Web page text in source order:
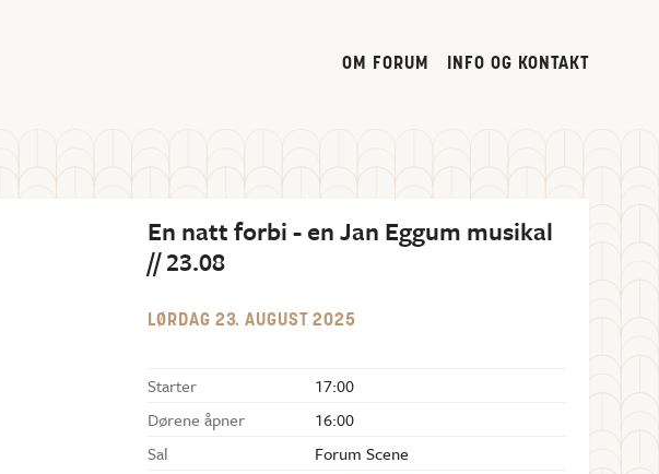
OM FORUM INFO OG KONTAKT
En natt forbi - en Jan Eggum musikal
// 23.08
LØRDAG 23. AUGUST 2025
Starter
17:00
Dørene åpner
16:00
Sal
Forum Scene